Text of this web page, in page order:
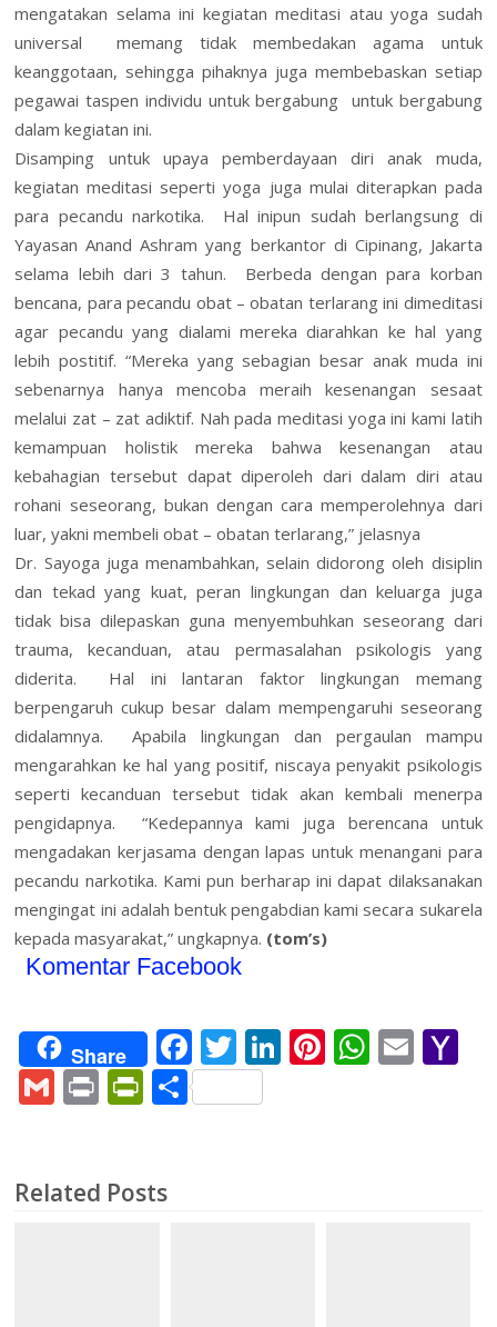
mengatakan selama ini kegiatan meditasi atau yoga sudah
universal memang tidak membedakan agama untuk
keanggotaan, sehingga pihaknya juga membebaskan setiap
pegawai taspen individu untuk bergabung untuk bergabung
dalam kegiatan ini.
Disamping untuk upaya pemberdayaan diri anak muda,
kegiatan meditasi seperti yoga juga mulai diterapkan pada
para pecandu narkotika. Hal inipun sudah berlangsung di
Yayasan Anand Ashram yang berkantor di Cipinang, Jakarta
selama lebih dari 3 tahun. Berbeda dengan para korban
bencana, para pecandu obat – obatan terlarang ini dimeditasi
agar pecandu yang dialami mereka diarahkan ke hal yang
lebih postitif. “Mereka yang sebagian besar anak muda ini
sebenarnya hanya mencoba meraih kesenangan sesaat
melalui zat – zat adiktif. Nah pada meditasi yoga ini kami latih
kemampuan holistik mereka bahwa kesenangan atau
kebahagian tersebut dapat diperoleh dari dalam diri atau
rohani seseorang, bukan dengan cara memperolehnya dari
luar, yakni membeli obat – obatan terlarang,” jelasnya
Dr. Sayoga juga menambahkan, selain didorong oleh disiplin
dan tekad yang kuat, peran lingkungan dan keluarga juga
tidak bisa dilepaskan guna menyembuhkan seseorang dari
trauma, kecanduan, atau permasalahan psikologis yang
diderita. Hal ini lantaran faktor lingkungan memang
berpengaruh cukup besar dalam mempengaruhi seseorang
didalamnya. Apabila lingkungan dan pergaulan mampu
mengarahkan ke hal yang positif, niscaya penyakit psikologis
seperti kecanduan tersebut tidak akan kembali menerpa
pengidapnya. “Kedepannya kami juga berencana untuk
mengadakan kerjasama dengan lapas untuk menangani para
pecandu narkotika. Kami pun berharap ini dapat dilaksanakan
mengingat ini adalah bentuk pengabdian kami secara sukarela
kepada masyarakat,” ungkapnya. (tom’s)
Komentar Facebook
Share F
ac
e
T
w
itt
Li Pi W E
G
l
Pr Pr
ri
S
Related Posts